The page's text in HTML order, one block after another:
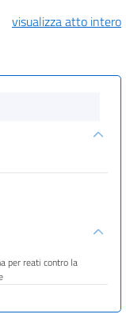
visualizza atto intero
per reati contro la